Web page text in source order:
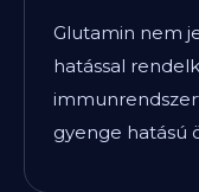
Glutamin nem
hatással
gyenge hatású